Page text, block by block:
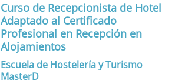
Curso de Recepcionista de Hotel
Adaptado al Certificado
Profesional en Recepción en
Alojamientos
Escuela de Hostelería y Turismo
MasterD